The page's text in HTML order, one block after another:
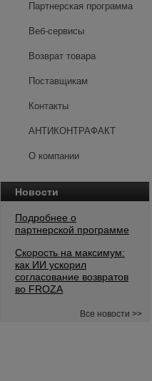
Партнерская программа
Веб-сервисы
Возврат товара
Поставщикам
Контакты
АНТИКОНТРАФАКТ
О компании
Новости
Подробнее о
партнерской программе
Скорость на максимум:
как ИИ ускорил
согласование возвратов
во FROZA
Все новости >>